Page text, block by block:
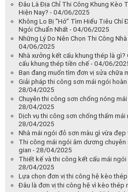
Đâu Là Địa Chỉ Thi Công Khung Kèo
Hiện Nay? - 04/06/2025
Không Lo Bị "Hớ" Tìm Hiểu Tiêu Chí
Ngói Chuẩn Nhất - 04/06/2025
Những Lý Do Nên Chọn Thi Công
04/06/2025
Nhà xưởng kết cấu khung thép là gì?
cấu khung thép tiền chế - 04/06/
Bạn đang muốn tìm đơn vị sửa chữa
Giải pháp thi công sơn mái ngói
28/04/2025
Chuyên thi công sơn chống nóng
28/04/2025
Dịch vụ thi công sơn chống thấm mái
28/04/2025
Nhà mái ngói đỏ sơn màu gì vừa
Thi công mái ngói âm dương
gian - 28/04/2025
Thiết kế và thi công kết cấu mái
28/04/2025
Lựa chọn đơn vị thi công hệ kèo
Đâu là đơn vị thi công hệ vì kèo thép